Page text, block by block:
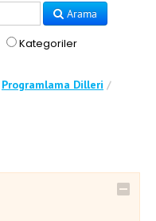
Arama
Kategoriler
Programlama Dilleri /